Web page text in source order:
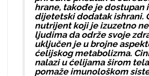
hrane, takođe je dostupan
dijetetski dodatak ishrani.
nutrijent koji je izuzetno
ljudima da održe svoje
uključen je u brojne
ćelijskog metabolizma.
nalazi u ćelijama širom
pomaže imunološkom